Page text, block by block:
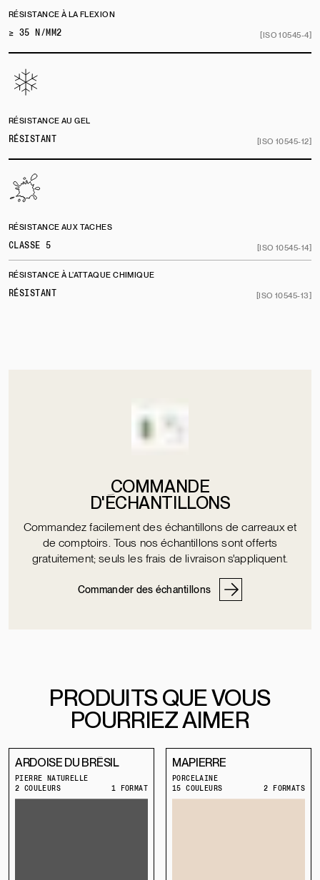
RÉSISTANCE À LA FLEXION
≥ 35 N/MM2
[ISO 10545-4]
RÉSISTANCE AU GEL
RÉSISTANT
[ISO 10545-12]
RÉSISTANCE AUX TACHES
CLASSE 5
[ISO 10545-14]
RÉSISTANCE À L’ATTAQUE CHIMIQUE
RÉSISTANT
[ISO 10545-13]
COMMANDE
D'ÉCHANTILLONS
Commandez facilement des échantillons de carreaux et
de comptoirs. Tous nos échantillons sont offerts
gratuitement; seuls les frais de livraison s'appliquent.
Commander des échantillons
PRODUITS QUE VOUS
POURRIEZ AIMER
ARDOISE DU BRÉSIL
PIERRE NATURELLE
2 COULEURS
1 FORMAT
MAPIERRE
PORCELAINE
15 COULEURS
2 FORMATS